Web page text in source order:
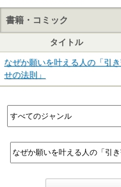
書籍・コミック
タイトル
なぜか願いを叶える人の「引
せの法則」